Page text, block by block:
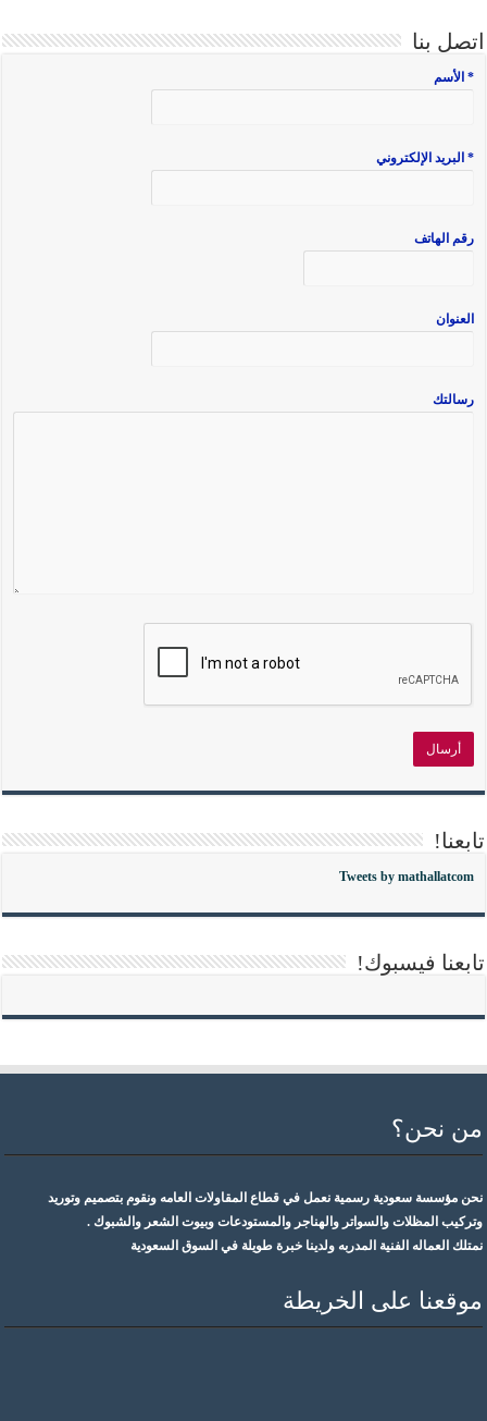
اتصل بنا
* الأسم
* البريد الإلكتروني
رقم الهاتف
العنوان
رسالتك
تابعنا!
Tweets by mathallatcom
تابعنا فيسبوك!
من نحن؟
نحن مؤسسة سعودية رسمية نعمل في قطاع المقاولات العامه ونقوم بتصميم وتوريد
وتركيب المظلات والسواتر والهناجر والمستودعات وبيوت الشعر والشبوك .
نمتلك العماله الفنية المدربه ولدينا خبرة طويلة في السوق السعودية
موقعنا على الخريطة